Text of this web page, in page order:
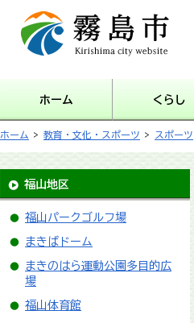
霧島市 Kirishima city
website
ホーム くらし
ホーム > 教育・文化・スポーツ > スポーツ
福山地区
福山パークゴルフ場
まきばドーム
まきのはら運動公園多目的広
場
福山体育館